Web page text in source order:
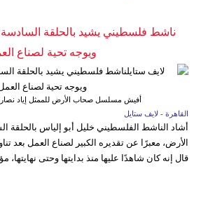
ناشط فلسطيني يشيد بالحلقة
ويوجه تحية لصناع
أفيش مسلسل صحاب الأرض للممثل إياد نصار
القاهرة - لايف ستايل
أشاد الناشط الفلسطيني خليل أبو إلياس
الأرض، معبرًا عن تقديره الكبير لصناع العمل بعد
قال إنه كان شاهدًا عليها منذ بدايتها وحتى